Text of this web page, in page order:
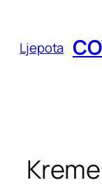
sadržaja
Ljepota